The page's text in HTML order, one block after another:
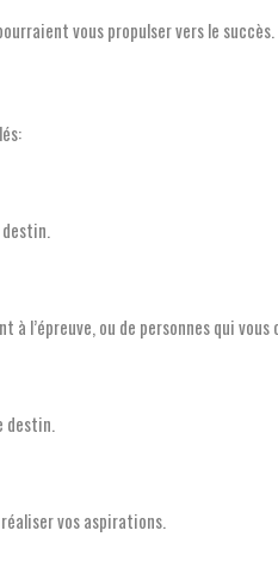
vous propulser vers le succès.
l’épreuve, ou de personnes qui vous
destin.
vos aspirations.